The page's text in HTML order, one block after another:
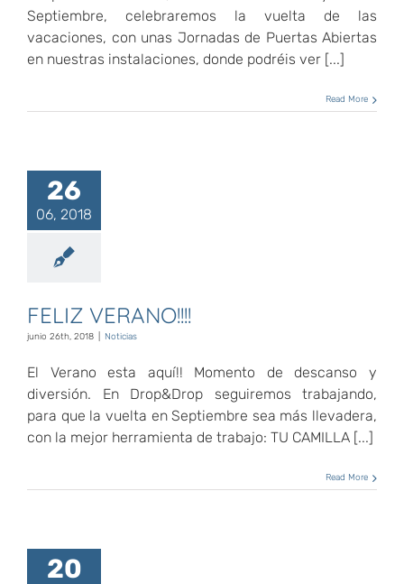
Septiembre, celebraremos la vuelta de las
vacaciones, con unas Jornadas de Puertas Abiertas
en nuestras instalaciones, donde podréis ver [...]
Read More
26
06, 2018
FELIZ VERANO!!!!
junio 26th, 2018 Noticias
El Verano esta aquí!! Momento de descanso y
diversión. En Drop&Drop seguiremos trabajando,
para que la vuelta en Septiembre sea más llevadera,
con la mejor herramienta de trabajo: TU CAMILLA [...]
Read More
20